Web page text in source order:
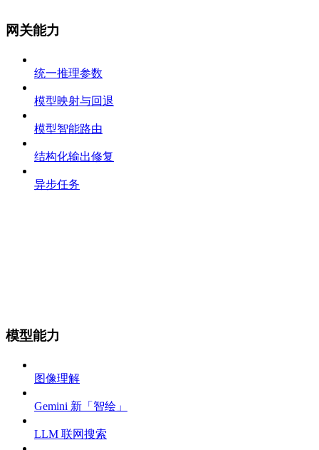
网关能力
统一推理参数
模型映射与回退
模型智能路由
结构化输出修复
异步任务
模型能力
图像理解
Gemini 新「智绘」
LLM 联网搜索